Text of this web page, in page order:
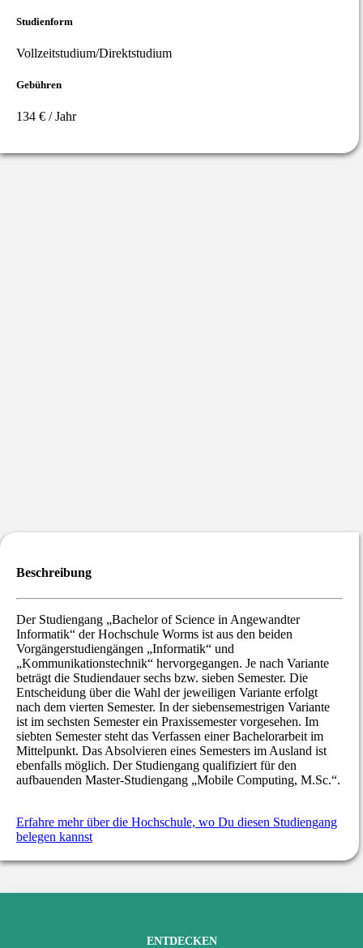
Studienform
Vollzeitstudium/Direktstudium
Gebühren
134 € / Jahr
Beschreibung
Der Studiengang „Bachelor of Science in Angewandter
Informatik“ der Hochschule Worms ist aus den beiden
Vorgängerstudiengängen „Informatik“ und
„Kommunikationstechnik“ hervorgegangen. Je nach Variante
beträgt die Studiendauer sechs bzw. sieben Semester. Die
Entscheidung über die Wahl der jeweiligen Variante erfolgt
nach dem vierten Semester. In der siebensemestrigen Variante
ist im sechsten Semester ein Praxissemester vorgesehen. Im
siebten Semester steht das Verfassen einer Bachelorarbeit im
Mittelpunkt. Das Absolvieren eines Semesters im Ausland ist
ebenfalls möglich. Der Studiengang qualifiziert für den
aufbauenden Master-Studiengang „Mobile Computing, M.Sc.“.
Erfahre mehr über die Hochschule, wo Du diesen Studiengang
belegen kannst
ENTDECKEN